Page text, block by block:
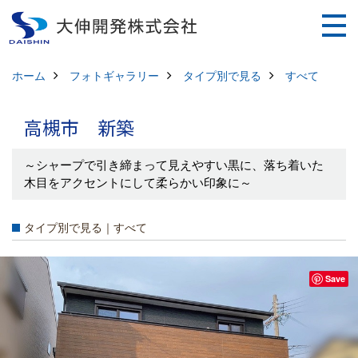
ホーム フォトギャラリー タイプ別で見る すべて
高槻市 新築
～シャープで引き締まって見えやすい黒に、落ち着いた
木目をアクセントにして柔らかい印象に～
タイプ別で見る｜すべて
Save